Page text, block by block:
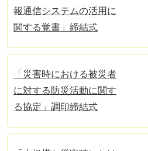
報通信システムの活用に
関する覚書」締結式
「災害時における被災者
に対する防災活動に関す
る協定」調印締結式